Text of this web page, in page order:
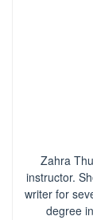
Zahra
instructor.
writer for
degree